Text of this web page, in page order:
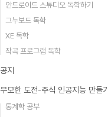
안드로이드 스튜디오 독학하기
그누보드 독학
XE 독학
작곡 프로그램 독학
공지
무모한 도전-주식 인공지능 만들기
통계학 공부